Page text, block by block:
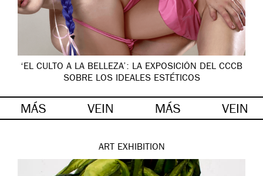
‘EL CULTO A LA BELLEZA’: LA EXPOSICIÓN DEL CCCB
SOBRE LOS IDEALES ESTÉTICOS
MÁS VEIN MÁS VEIN
ART EXHIBITION